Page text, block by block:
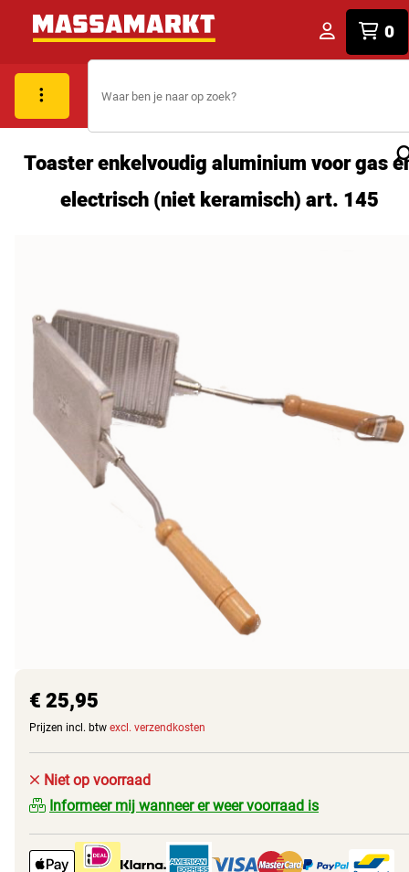
0
Toaster enkelvoudig aluminium voor gas
electrisch (niet keramisch) art. 145
€ 25,95
Prijzen incl. btw excl. verzendkosten
Niet op voorraad
Informeer mij wanneer er weer voorraad is